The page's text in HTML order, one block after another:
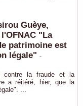
Guèye,
"La
patrimoine est
légale" -
contre la fraude et la
a réitéré, hier, que la
...